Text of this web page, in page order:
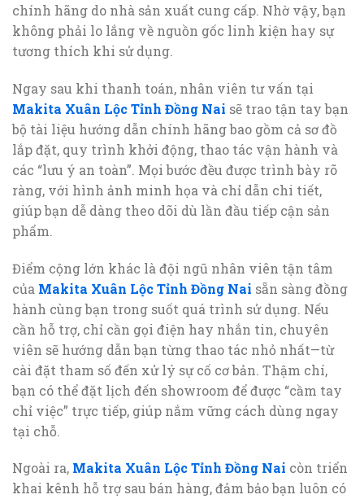
chính hãng do nhà sản xuất cung cấp. Nhờ vậy, bạn
không phải lo lắng về nguồn gốc linh kiện hay sự
tương thích khi sử dụng.
Ngay sau khi thanh toán, nhân viên tư vấn tại
Makita Xuân Lộc Tỉnh Đồng Nai sẽ trao tận tay bạn
bộ tài liệu hướng dẫn chính hãng bao gồm cả sơ đồ
lắp đặt, quy trình khởi động, thao tác vận hành và
các “lưu ý an toàn”. Mọi bước đều được trình bày rõ
ràng, với hình ảnh minh họa và chỉ dẫn chi tiết,
giúp bạn dễ dàng theo dõi dù lần đầu tiếp cận sản
phẩm.
Điểm cộng lớn khác là đội ngũ nhân viên tận tâm
của Makita Xuân Lộc Tỉnh Đồng Nai sẵn sàng đồng
hành cùng bạn trong suốt quá trình sử dụng. Nếu
cần hỗ trợ, chỉ cần gọi điện hay nhắn tin, chuyên
viên sẽ hướng dẫn bạn từng thao tác nhỏ nhất—từ
cài đặt tham số đến xử lý sự cố cơ bản. Thậm chí,
bạn có thể đặt lịch đến showroom để được “cầm tay
chỉ việc” trực tiếp, giúp nắm vững cách dùng ngay
tại chỗ.
Ngoài ra, Makita Xuân Lộc Tỉnh Đồng Nai còn triển
khai kênh hỗ trợ sau bán hàng, đảm bảo bạn luôn có